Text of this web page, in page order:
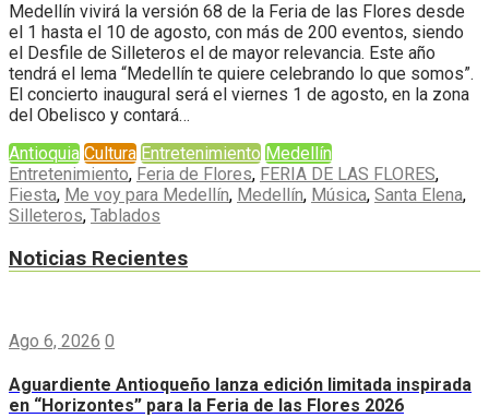
Medellín vivirá la versión 68 de la Feria de las Flores desde
el 1 hasta el 10 de agosto, con más de 200 eventos, siendo
el Desfile de Silleteros el de mayor relevancia. Este año
tendrá el lema “Medellín te quiere celebrando lo que somos”.
El concierto inaugural será el viernes 1 de agosto, en la zona
del Obelisco y contará…
Antioquia Cultura Entretenimiento Medellín
Entretenimiento, Feria de Flores, FERIA DE LAS FLORES,
Fiesta, Me voy para Medellín, Medellín, Música, Santa Elena,
Silleteros, Tablados
Noticias Recientes
Ago 6, 2026 0
Aguardiente Antioqueño lanza edición limitada inspirada
en “Horizontes” para la Feria de las Flores 2026